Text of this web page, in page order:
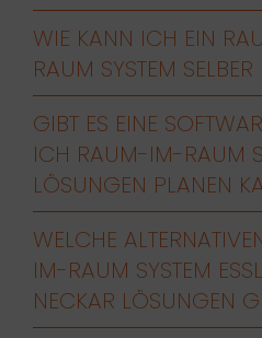
WIE KANN ICH EIN
RAUM SYSTEM
GIBT ES EINE
ICH RAUM-IM-RAUM
LÖSUNGEN PLANEN
WELCHE
IM-RAUM SYSTEM
NECKAR LÖSUNGEN